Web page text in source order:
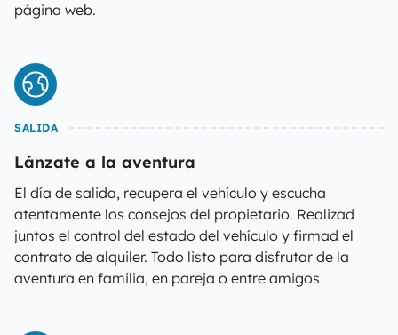
página web.
SALIDA
Lánzate a la aventura
El día de salida, recupera el vehículo y escucha
atentamente los consejos del propietario. Realizad
juntos el control del estado del vehículo y firmad el
contrato de alquiler. Todo listo para disfrutar de la
aventura en familia, en pareja o entre amigos